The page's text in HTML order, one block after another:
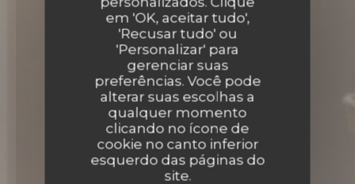
em 'OK, aceitar tudo',
'Recusar tudo' ou
'Personalizar' para
gerenciar suas
preferências. Você pode
alterar suas escolhas a
qualquer momento
clicando no ícone de
cookie no canto inferior
esquerdo das páginas do
site.
9 RUE CHÂTEAUNEUF 37000 TOURS